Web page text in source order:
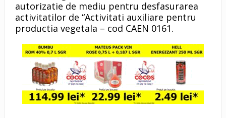
autorizatie de mediu pentru desfasurarea
activitatilor de “Activitati auxiliare pentru
productia vegetala – cod CAEN 0161.